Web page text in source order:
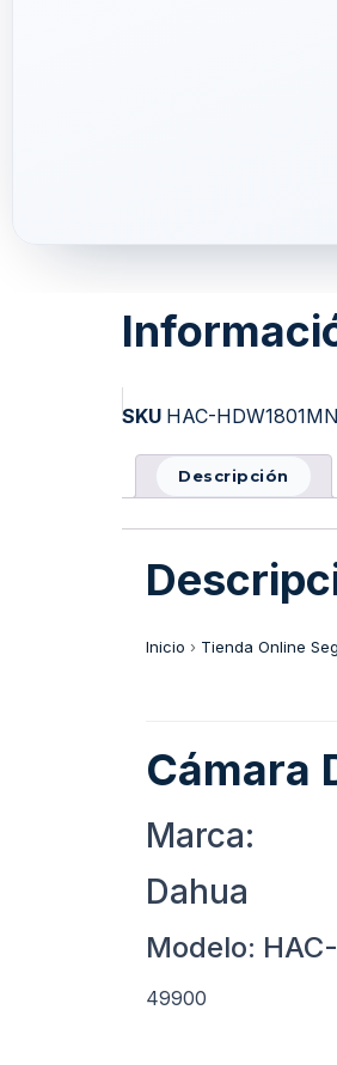
SKU HAC-
Descripción
Inicio › Tienda Online
Cámara
Marca:
Dahua
Modelo:
49900